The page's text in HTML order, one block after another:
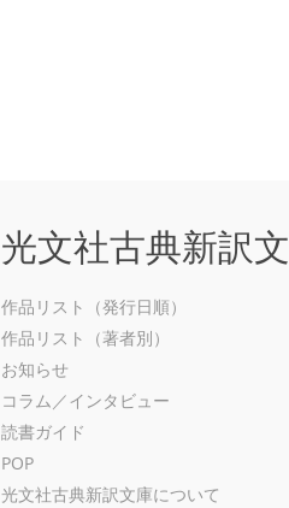
光文社古典新訳
作品リスト（発行日順）
作品リスト（著者別）
お知らせ
コラム／インタビュー
読書ガイド
POP
光文社古典新訳文庫について